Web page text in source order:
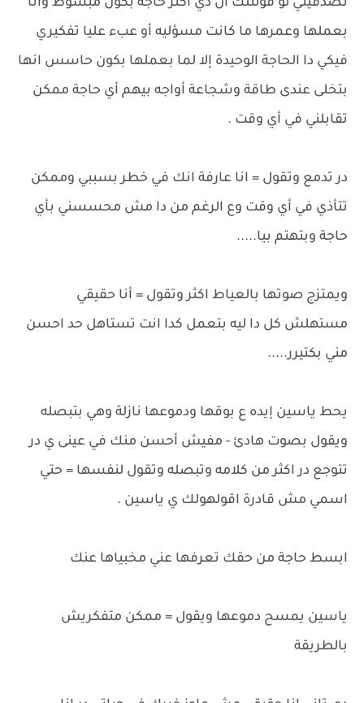
تصدقيني لو قولتلك أن دي اكتر حاجة بكون مبسوط وانا
بعملها وعمرها ما كانت مسؤليه أو عبء عليا تفكيري
فيكي دا الحاجة الوحيدة إلا لما بعملها بكون حاسس انها
بتخلى عندى طاقة وشجاعة أواجه بيهم أي حاجة ممكن
تقابلني في أي وقت .
در تدمع وتقول = انا عارفة انك في خطر بسببي وممكن
تتأذي في أي وقت وع الرغم من دا مش محسسني بأي
حاجة وبتهتم بيا.....
ويمتزج صوتها بالعياط اكثر وتقول = أنا حقيقي
مستهلش كل دا ليه بتعمل كدا انت تستاهل حد احسن
مني بكتيرر.....
يحط ياسين إيده ع بوقها ودموعها نازلة وهي بتبصله
ويقول بصوت هادئ - مفيش أحسن منك في عينى ي در
تتوجع در اكثر من كلامه وتبصله وتقول لنفسها = حتي
اسمي مش قادرة اقولهولك ي ياسين .
ابسط حاجة من حقك تعرفها عني مخبياها عنك
ياسين يمسح دموعها ويقول = ممكن متفكريش
بالطريقة